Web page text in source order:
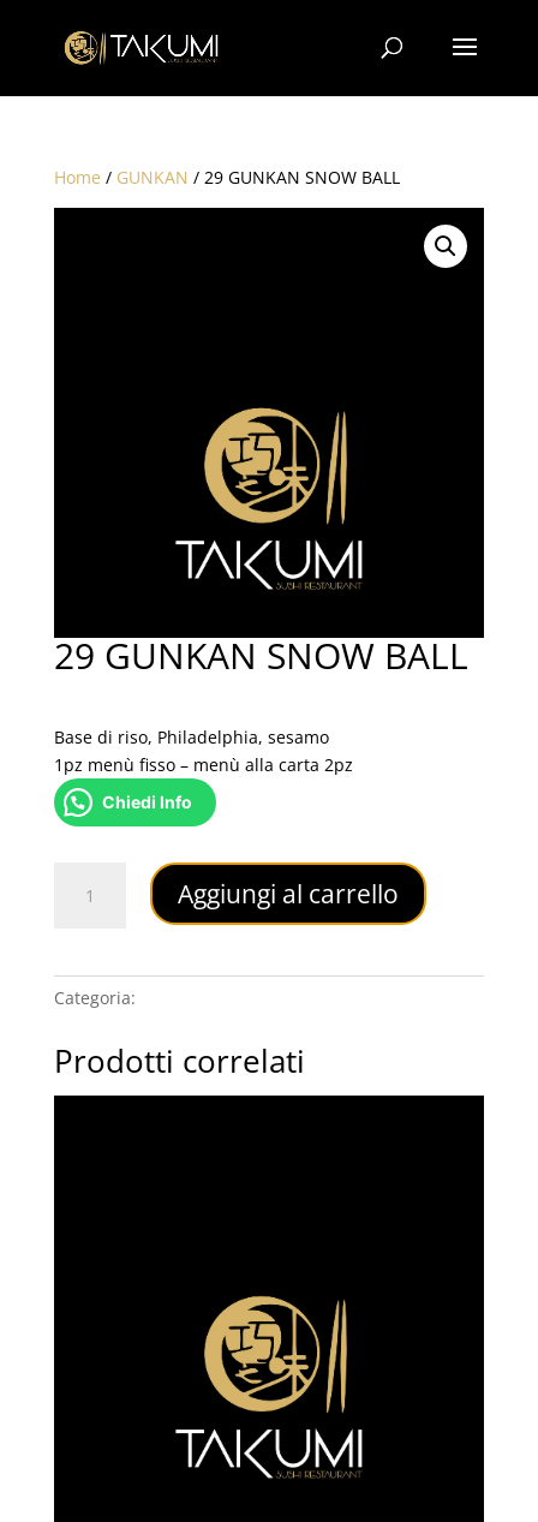
Home / GUNKAN / 29 GUNKAN SNOW BALL
29 GUNKAN SNOW BALL
Base di riso, Philadelphia, sesamo
1pz menù fisso – menù alla carta 2pz
Chiedi Info
GUNKAN
quantità
Aggiungi al carrello
Categoria:
Prodotti correlati